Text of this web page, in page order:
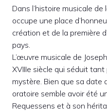
Dans l’histoire musicale
occupe une place
création et de la première
pays.
L’œuvre musicale de
XVIIIe siècle qui séduit
mystère. Bien que sa date
oratoire semble avoir été
Requessens et à son